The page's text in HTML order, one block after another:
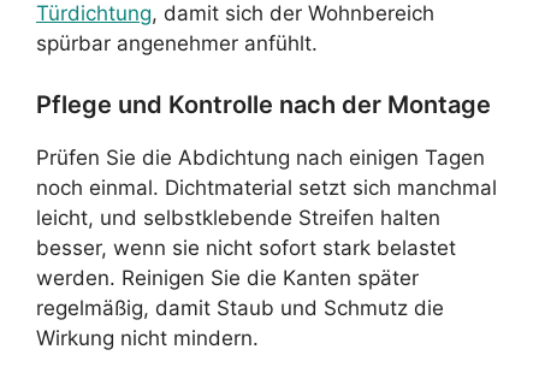
Türdichtung, damit sich der Wohnbereich
spürbar angenehmer anfühlt.
Pflege und Kontrolle nach der Montage
Prüfen Sie die Abdichtung nach einigen Tagen
noch einmal. Dichtmaterial setzt sich manchmal
leicht, und selbstklebende Streifen halten
besser, wenn sie nicht sofort stark belastet
werden. Reinigen Sie die Kanten später
regelmäßig, damit Staub und Schmutz die
Wirkung nicht mindern.